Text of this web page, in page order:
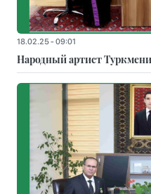
18.02.25 - 09:01
Народный артист